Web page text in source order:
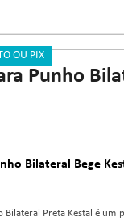
OU PIX
Punho
Bilateral Bege
Bilateral Preta Kestal é